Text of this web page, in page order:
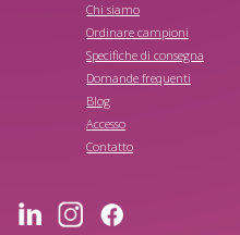
Chi siamo
Ordinare campioni
Specifiche di consegna
Domande frequenti
Blog
Accesso
Contatto